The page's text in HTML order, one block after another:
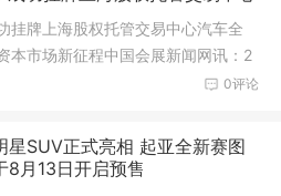
挂牌上海股权托管交易中心汽车全
本市场新征程中国会展新闻网讯：2
0评论
星SUV正式亮相 起亚全新赛图
8月13日开启预售